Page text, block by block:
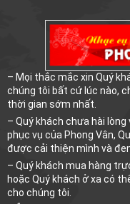
– Mọi thắc mắc xin Quý
chúng tôi bất cứ lúc nào,
thời gian sớm nhất.
– Quý khách chưa hài
phục vụ của Phong Vân,
được cải thiện mình và
– Quý khách mua hàng
hoặc Quý khách ở xa có
cho chúng tôi.